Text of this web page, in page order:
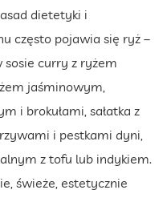
dietetyki i
często pojawia się ryż –
sosie curry z ryżem
jaśminowym,
i brokułami, sałatka z
i pestkami dyni,
z tofu lub indykiem.
świeże, estetycznie